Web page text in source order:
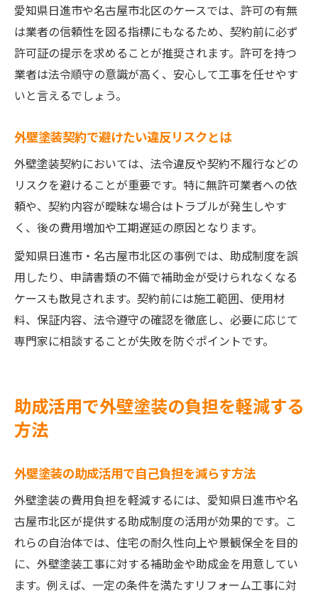
愛知県日進市や名古屋市北区のケースでは、許可の有無
は業者の信頼性を図る指標にもなるため、契約前に必ず
許可証の提示を求めることが推奨されます。許可を持つ
業者は法令順守の意識が高く、安心して工事を任せやす
いと言えるでしょう。
外壁塗装契約で避けたい違反リスクとは
外壁塗装契約においては、法令違反や契約不履行などの
リスクを避けることが重要です。特に無許可業者への依
頼や、契約内容が曖昧な場合はトラブルが発生しやす
く、後の費用増加や工期遅延の原因となります。
愛知県日進市・名古屋市北区の事例では、助成制度を誤
用したり、申請書類の不備で補助金が受けられなくなる
ケースも散見されます。契約前には施工範囲、使用材
料、保証内容、法令遵守の確認を徹底し、必要に応じて
専門家に相談することが失敗を防ぐポイントです。
助成活用で外壁塗装の負担を軽減する
方法
外壁塗装の助成活用で自己負担を減らす方法
外壁塗装の費用負担を軽減するには、愛知県日進市や名
古屋市北区が提供する助成制度の活用が効果的です。こ
れらの自治体では、住宅の耐久性向上や景観保全を目的
に、外壁塗装工事に対する補助金や助成金を用意してい
ます。例えば、一定の条件を満たすリフォーム工事に対